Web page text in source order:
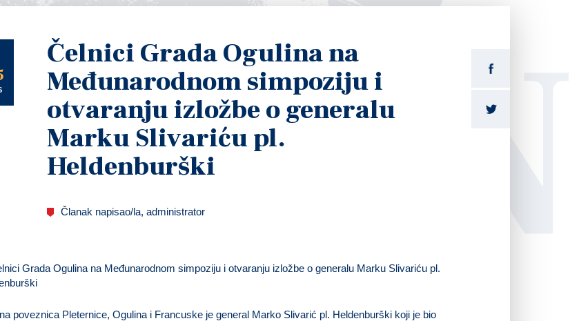
Čelnici Grada Ogulina na
Međunarodnom simpoziju i
otvaranju izložbe o generalu
Marku Slivariću pl.
Heldenburški
Članak napisao/la, administrator
poveznica Pleternice, Ogulina i Francuske je general Marko Slivarić pl. Heldenburški koji je bio